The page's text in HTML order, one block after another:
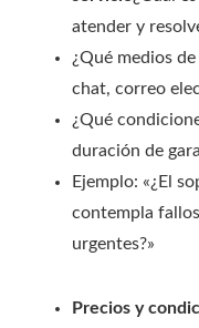
atender y
¿Qué medios
chat, correo
¿Qué
duración de
Ejemplo: «¿El
contempla
urgentes?»
Precios y